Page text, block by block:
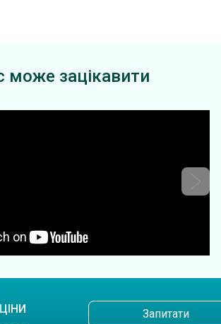
може зацікавити
ЦІНИ
Запитати